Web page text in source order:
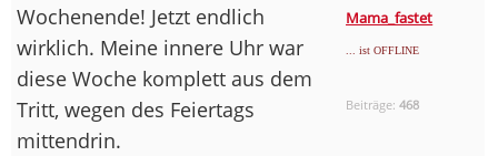
Mama_fastet
... ist OFFLINE
Beiträge:468
Wochenende! Jetzt endlich
wirklich. Meine innere Uhr war
diese Woche komplett aus dem
Tritt, wegen des Feiertags
mittendrin.